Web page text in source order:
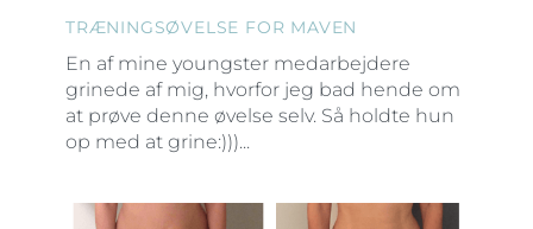
TRÆNINGSØVELSE FOR MAVEN
En af mine youngster medarbejdere
grinede af mig, hvorfor jeg bad hende om
at prøve denne øvelse selv. Så holdte hun
op med at grine:)))...